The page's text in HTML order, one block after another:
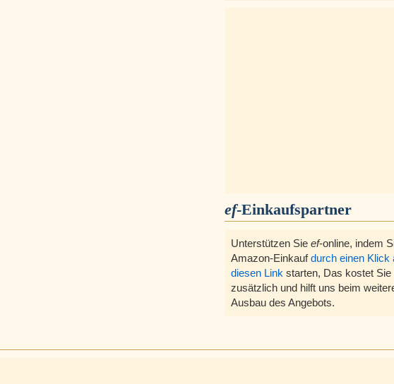
ef-Einkaufspartner
Unterstützen Sie ef-online, indem
Amazon-Einkaufdurch einen Klick
diesen Link starten, Das kostet Sie
zusätzlich und hilft uns beim
Ausbau des Angebots.